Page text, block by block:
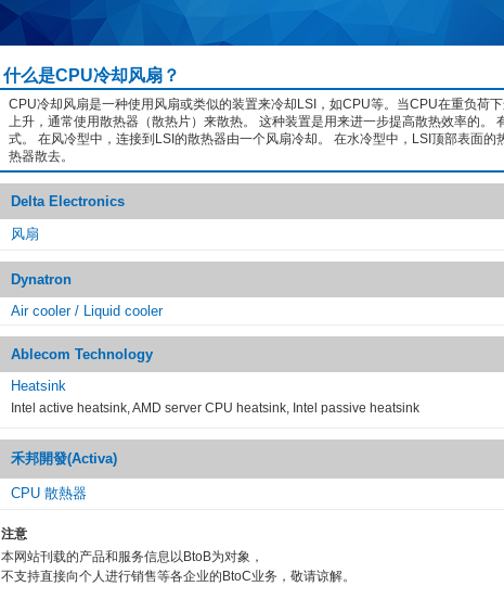
什么是CPU冷却风扇？
CPU冷却风扇是一种使用风扇或类似的装置来冷却LSI，如CPU等。当CPU在重负荷
上升，通常使用散热器（散热片）来散热。 这种装置是用来进一步提高散热效率的。
式。 在风冷型中，连接到LSI的散热器由一个风扇冷却。 在水冷型中，LSI顶部表面的
热器散去。
Delta Electronics
风扇
Dynatron
Air cooler / Liquid cooler
Ablecom Technology
Heatsink
Intel active heatsink, AMD server CPU heatsink, Intel passive heatsink
禾邦開發(Activa)
CPU 散熱器
注意
本网站刊载的产品和服务信息以BtoB为对象，
不支持直接向个人进行销售等各企业的BtoC业务，敬请谅解。